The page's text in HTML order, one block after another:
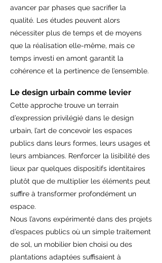
avancer par phases que sacrifier la
qualité. Les études peuvent alors
nécessiter plus de temps et de moyens
que la réalisation elle-même, mais ce
temps investi en amont garantit la
cohérence et la pertinence de l’ensemble.
Le design urbain comme levier
Cette approche trouve un terrain
d’expression privilégié dans le design
urbain, l’art de concevoir les espaces
publics dans leurs formes, leurs usages et
leurs ambiances. Renforcer la lisibilité des
lieux par quelques dispositifs identitaires
plutôt que de multiplier les éléments peut
suffire à transformer profondément un
espace.
Nous l’avons expérimenté dans des projets
d’espaces publics où un simple traitement
de sol, un mobilier bien choisi ou des
plantations adaptées suffisaient à